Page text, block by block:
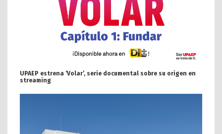
UPAEP estrena ‘Volar’, serie documental sobre su origen en
streaming